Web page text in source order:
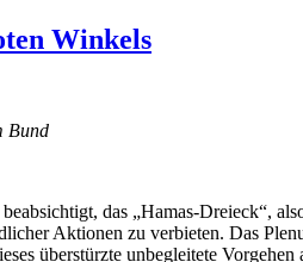
Winkels
Bund
das „Hamas-Dreieck“,
Aktionen zu verbieten. Das
überstürzte unbegleitete